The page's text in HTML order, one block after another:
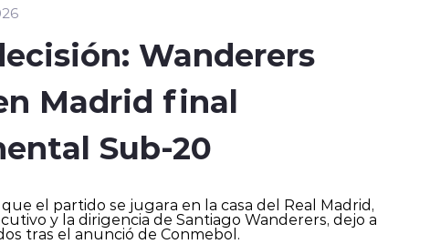
Wanderers
Madrid final
Sub-20
el partido se jugara en la casa del Real Madrid,
y la dirigencia de Santiago Wanderers, dejo a
tras el anunció de Conmebol.